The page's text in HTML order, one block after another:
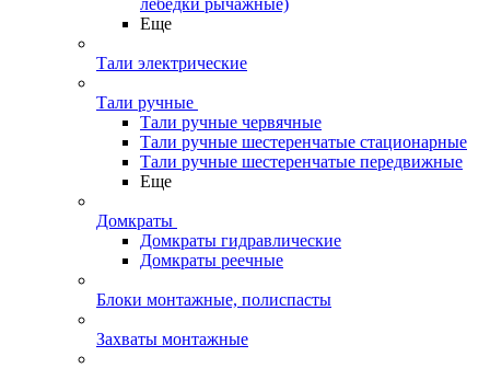
лебедки рычажные)
Еще
Тали электрические
Тали ручные
Тали ручные червячные
Тали ручные шестеренчатые стационарные
Тали ручные шестеренчатые передвижные
Еще
Домкраты
Домкраты гидравлические
Домкраты реечные
Блоки монтажные, полиспасты
Захваты монтажные